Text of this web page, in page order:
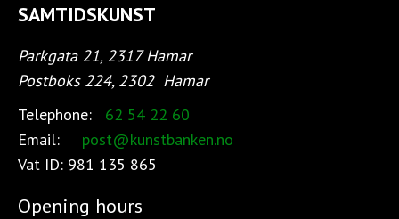
SAMTIDSKUNST
Parkgata 21, 2317 Hamar
Postboks 224, 2302 Hamar
Telephone:
62 54 22 60
Email:
post@kunstbanken.no
Vat ID: 981 135 865
Opening hours